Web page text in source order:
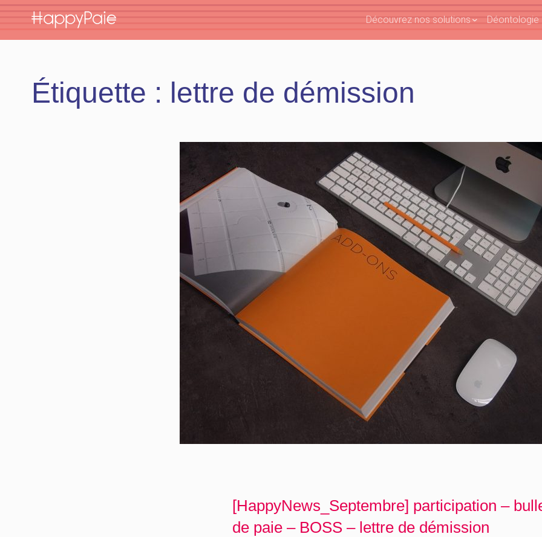
Découvrez nos solutions
Étiquette : lettre de démission
[HappyNews_Septembre] participation –
de paie – BOSS – lettre de démission